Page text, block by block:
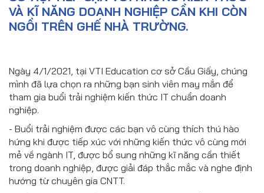
VÀ KĨ NĂNG DOANH NGHIỆP CẦN KHI CÒN
NGỒI TRÊN GHẾ NHÀ TRƯỜNG.
Ngày 4/1/2021, tại VTI Education cơ sở Cầu Giấy, chúng
mình đã lựa chọn ra những bạn sinh viên may mắn để
tham gia buổi trải nghiệm kiến thức IT chuẩn doanh
nghiệp.
- Buổi trải nghiệm được các bạn vô cùng thích thú hào
hứng khi được tiếp xúc với những kiến thức vô cùng mới
mẻ về ngành IT, được bổ sung những kĩ năng cần thiết
trong doanh nghiệp, được giải đáp thắc mắc và nghe định
hướng từ chuyên gia CNTT.